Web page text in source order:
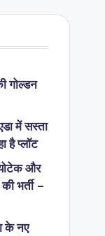
गोल्डन
में सस्ता
है प्लॉट
और
भर्ती –
के नए